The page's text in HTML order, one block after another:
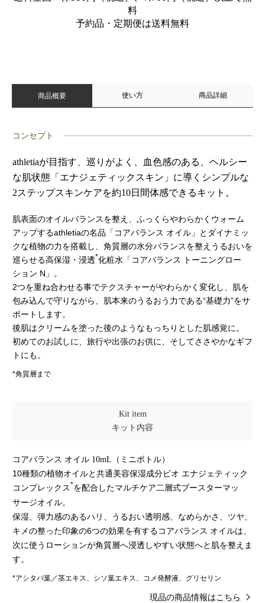
料
予約品・定期便は送料無料
商品概要 使い方 商品詳細
コンセプト
athletiaが目指す、巡りがよく、血色感のある、ヘルシー
な肌状態「エナジェティックスキン」に導くシンプルな
2ステップスキンケアを約10日間体感できるキット。
肌表面のオイルバランスを整え、ふっくらやわらかくウォーム
アップするathletiaの名品「コアバランス オイル」とダイナミッ
クな植物の力を搭載し、角質層の水分バランスを整えうるおいを
巡らせる高保湿・浸透*化粧水「コアバランス トーニングロー
ション N」。
2つを重ね合わせる事でテクスチャーがやわらかく変化し、肌を
包み込んで守りながら、肌本来のうるおう力である“基礎力”をサ
ポートします。
後肌はクリームを塗った後のようなもっちりとした肌感覚に。
初めてのお試しに、旅行や出張のお供に、そしてささやかなギフ
トにも。
*角質層まで
Kit item
キット内容
コアバランス オイル 10mL（ミニボトル）
10種類の植物オイルと共通美容保湿成分ビオ エナジェティック
コンプレックス*を配合したマルチケア二層式ブースターマッ
サージオイル。
保湿、弾力感のあるハリ、うるおい透明感、なめらかさ、ツヤ、
キメの整った印象の6つの効果を有するコアバランス オイルは、
次に使うローションが角質層へ浸透しやすい状態へと肌を整えま
す。
*アシタバ葉／茎エキス、シソ葉エキス、コメ発酵液、グリセリン
現品の商品情報はこちら